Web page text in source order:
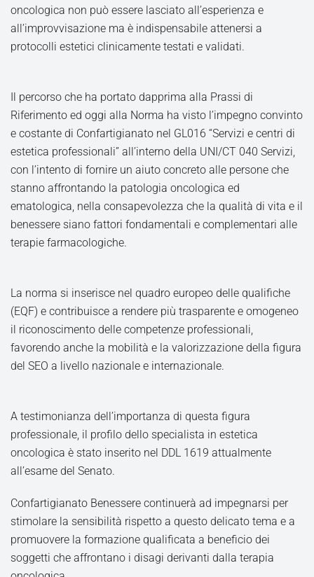
oncologica non può essere lasciato all’esperienza e
all’improvvisazione ma è indispensabile attenersi a
protocolli estetici clinicamente testati e validati.
Il percorso che ha portato dapprima alla Prassi di
Riferimento ed oggi alla Norma ha visto l’impegno convinto
e costante di Confartigianato nel GL016 “Servizi e centri di
estetica professionali” all’interno della UNI/CT 040 Servizi,
con l’intento di fornire un aiuto concreto alle persone che
stanno affrontando la patologia oncologica ed
ematologica, nella consapevolezza che la qualità di vita e il
benessere siano fattori fondamentali e complementari alle
terapie farmacologiche.
La norma si inserisce nel quadro europeo delle qualifiche
(EQF) e contribuisce a rendere più trasparente e omogeneo
il riconoscimento delle competenze professionali,
favorendo anche la mobilità e la valorizzazione della figura
del SEO a livello nazionale e internazionale.
A testimonianza dell’importanza di questa figura
professionale, il profilo dello specialista in estetica
oncologica è stato inserito nel DDL 1619 attualmente
all’esame del Senato.
Confartigianato Benessere continuerà ad impegnarsi per
stimolare la sensibilità rispetto a questo delicato tema e a
promuovere la formazione qualificata a beneficio dei
soggetti che affrontano i disagi derivanti dalla terapia